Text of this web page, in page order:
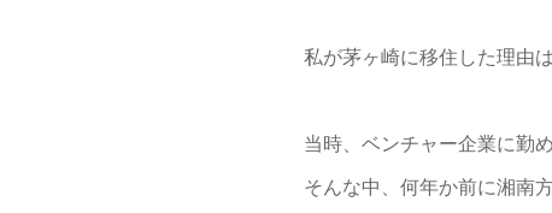
私が茅ヶ崎に移住した理由
当時、ベンチャー企業に勤
そんな中、何年か前に湘南